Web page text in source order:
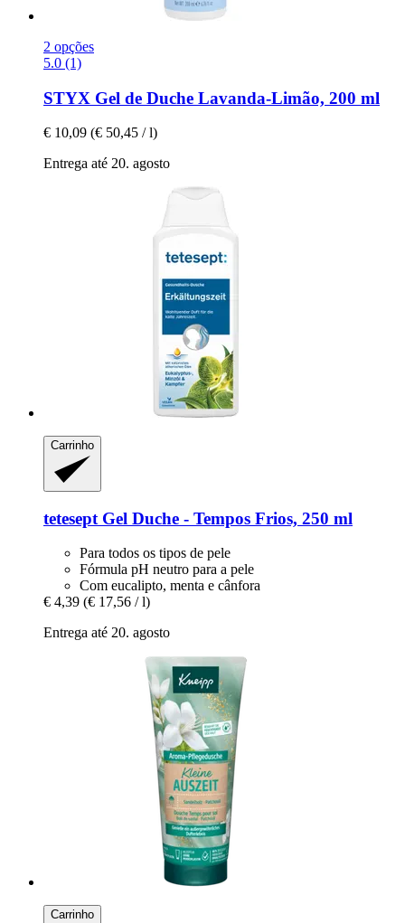
2 opções
5.0 (1)
STYX Gel de Duche Lavanda-​Limão, 200 ml
€ 10,09 (€ 50,45 / l)
Entrega até 20. agosto
Carrinho
tetesept Gel Duche -​ Tempos Frios, 250 ml
Para todos os tipos de pele
Fórmula pH neutro para a pele
Com eucalipto, menta e cânfora
€ 4,39 (€ 17,56 / l)
Entrega até 20. agosto
Carrinho